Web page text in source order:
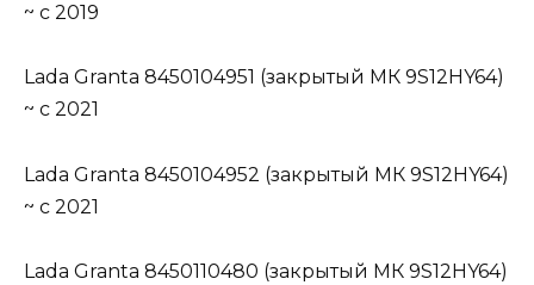
~ c 2019
Lada Granta 8450104951 (закрытый МК 9S12HY64)
~ c 2021
Lada Granta 8450104952 (закрытый МК 9S12HY64)
~ c 2021
Lada Granta 8450110480 (закрытый МК 9S12HY64)